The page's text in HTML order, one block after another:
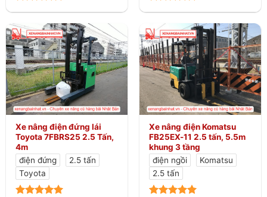
Xe nâng điện đứng lái
Toyota 7FBRS25 2.5 Tấn,
4m
điện đứng
2.5 tấn
Toyota
Xe nâng điện Komatsu
FB25EX-11 2.5 tấn, 5.5m
khung 3 tầng
điện ngồi
Komatsu
2.5 tấn